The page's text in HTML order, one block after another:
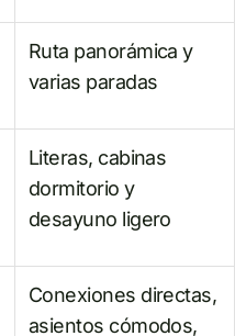
Ruta panorámica y
varias paradas
Literas, cabinas
dormitorio y
desayuno ligero
Conexiones directas,
asientos cómodos,